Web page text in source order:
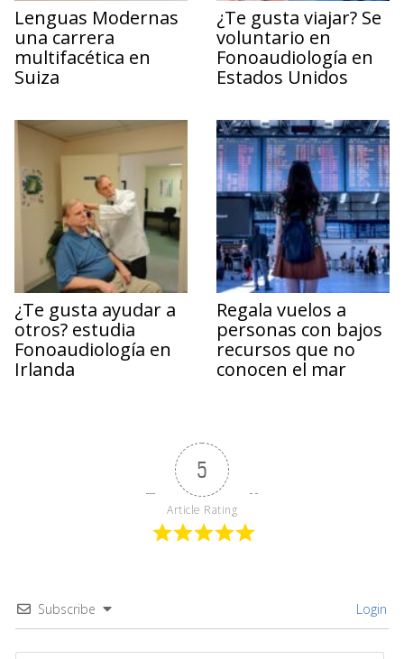
Lenguas Modernas
una carrera
multifacética en
Suiza
¿Te gusta viajar? Se
voluntario en
Fonoaudiología en
Estados Unidos
¿Te gusta ayudar a
otros? estudia
Fonoaudiología en
Irlanda
Regala vuelos a
personas con bajos
recursos que no
conocen el mar
5
Article Rating
Subscribe Login